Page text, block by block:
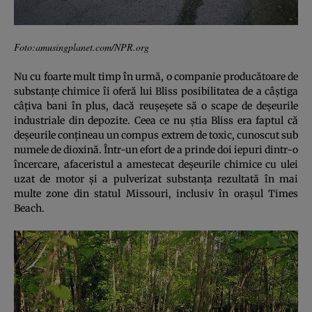
Foto:amusingplanet.com/NPR.org
Nu cu foarte mult timp în urmă, o companie producătoare de
substanţe chimice îi oferă lui Bliss posibilitatea de a câştiga
câţiva bani în plus, dacă reuşeşete să o scape de deşeurile
industriale din depozite. Ceea ce nu ştia Bliss era faptul că
deşeurile conţineau un compus extrem de toxic, cunoscut sub
numele de dioxină. Într-un efort de a prinde doi iepuri dintr-o
încercare, afaceristul a amestecat deşeurile chimice cu ulei
uzat de motor şi a pulverizat substanţa rezultată în mai
multe zone din statul Missouri, inclusiv în oraşul Times
Beach.